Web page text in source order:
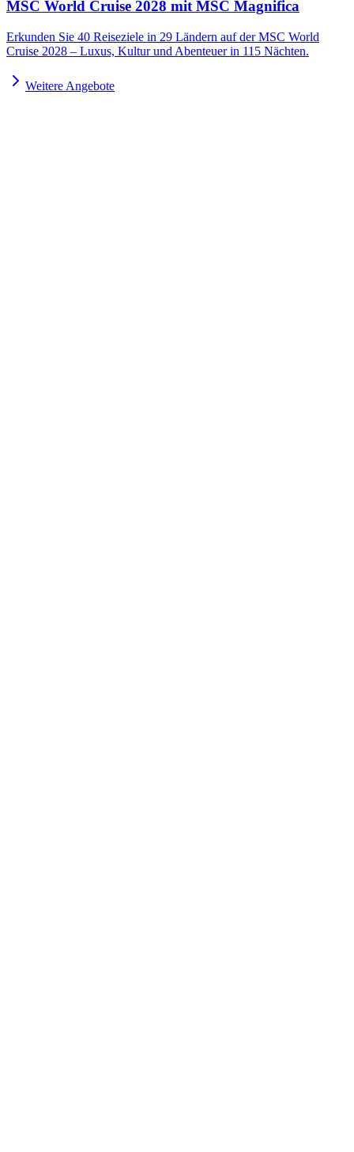
MSC World Cruise 2028 mit MSC Magnifica
Erkunden Sie 40 Reiseziele in 29 Ländern auf der MSC World
Cruise 2028 – Luxus, Kultur und Abenteuer in 115 Nächten.
Weitere Angebote